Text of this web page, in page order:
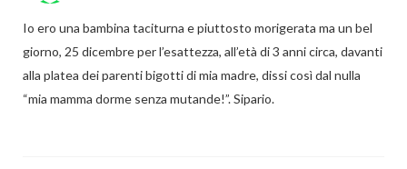
Io ero una bambina taciturna e piuttosto morigerata ma un bel
giorno, 25 dicembre per l’esattezza, all’età di 3 anni circa, davanti
alla platea dei parenti bigotti di mia madre, dissi così dal nulla
“mia mamma dorme senza mutande!”. Sipario.